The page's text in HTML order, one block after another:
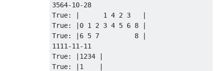
,( "3564-10-28"
"      1 4 2 3   "
"0 1 2 3 4 5 6 8 "
"6 5 7         8 "
,( "1111-11-11"
3564-10-28
True: 1 4 2 3
True: 0 1 2 3 4 5 6 8
True: 6 5 7 8
1111 -11 -11
True: 1234
True: 1